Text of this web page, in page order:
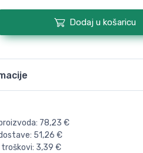
Dodaj u košaricu
78,23 €
51,26 €
3,39 €